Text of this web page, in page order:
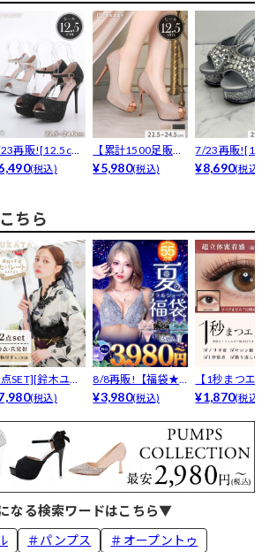
再販![12.5cm
ル]ビ...
(税込)
【累計1500足販
売】[12.5cmヒ...
¥5,980(税込)
7/23再販
ール]グリッ...
¥8,690(税込)
ちら
SET][鈴木ユリ
(税込)
8/8再販!【福袋★
ブラセット3点
¥3,980(税込)
【1秒まつエ
リュームタイ
¥1,870(税込)
なる検索ワードはこちら▼
＃パンプス
＃オープントゥ